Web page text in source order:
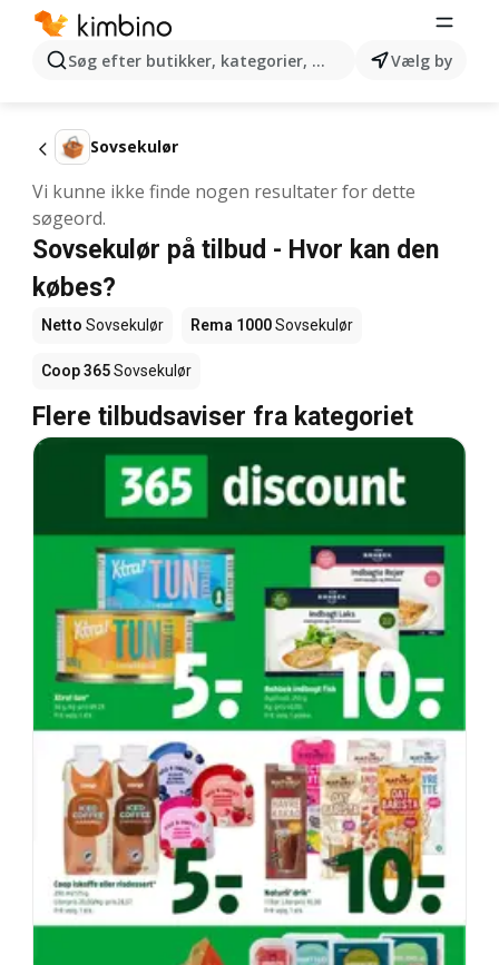
Søg efter butikker, kategorier, produkter...Vælg by
Sovsekulør
Vi kunne ikke finde nogen resultater for dette
søgeord.
Sovsekulør på tilbud - Hvor kan den
købes?
Netto Sovsekulør Rema 1000Sovsekulør
Coop 365Sovsekulør
Flere tilbudsaviser fra kategoriet